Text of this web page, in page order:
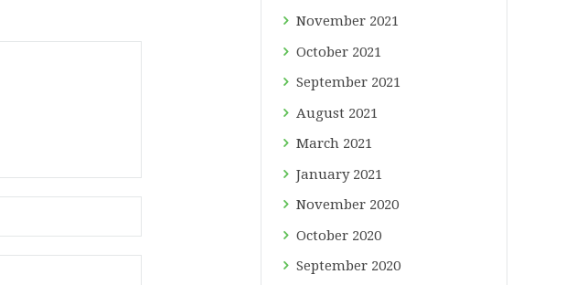
November 2021
October 2021
September 2021
August 2021
March 2021
January 2021
November 2020
October 2020
September 2020